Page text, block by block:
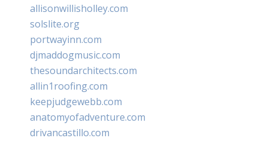
allisonwillisholley.com
solslite.org
portwayinn.com
djmaddogmusic.com
thesoundarchitects.com
allin1roofing.com
keepjudgewebb.com
anatomyofadventure.com
drivancastillo.com